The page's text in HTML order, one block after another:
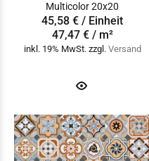
Multicolor 20x20
45,58 € / Einheit
47,47 € / m²
inkl. 19% MwSt. zzgl. Versand